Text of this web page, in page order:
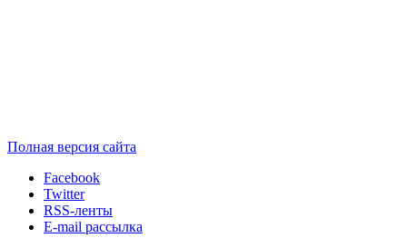
Полная версия сайта
Facebook
Twitter
RSS-ленты
E-mail рассылка